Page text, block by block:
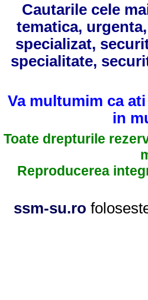
Cautarile cele
tematica,
specializat,
specialitate,
Va multumim ca
in
Toate drepturile
Reproducerea
ssm-su.ro